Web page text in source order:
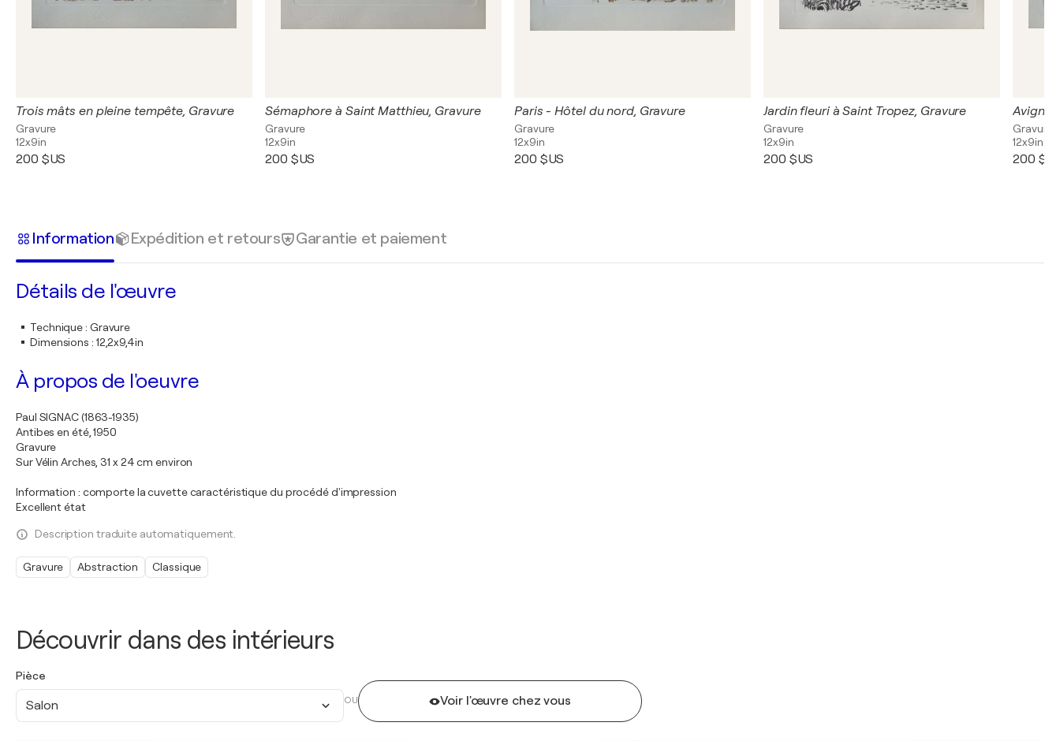
Découvrir dans des intérieurs
Pièce
Salon OU Voir l'œuvre chez vous
Trois mâts en pleine tempête, Gravure
Gravure
12x9in
200 $US
Sémaphore à Saint Matthieu, Gravure
Gravure
12x9in
200 $US
Paris - Hôtel du nord, Gravure
Gravure
12x9in
200 $US
Jardin fleuri à Saint Tropez, Gravure
Gravure
12x9in
200 $US
Gravure
12x9in
200
Information Expédition et retours Garantie et paiement
Détails de l'œuvre
Technique: Gravure
Dimensions : 12,2x9,4in
À propos de l'oeuvre
Paul SIGNAC (1863-1935)
Antibes en été, 1950
Gravure
Sur Vélin Arches, 31 x 24 cm environ
Information : comporte la cuvette caractéristique du procédé d'impression
Excellent état
Description traduite automatiquement.
Gravure Abstraction Classique